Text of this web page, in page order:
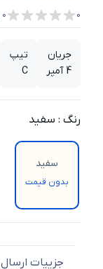
0
0
جریان
4 آمپر
تیپ
C
رنگ : سفید
سفید
بدون قیمت
جزییات ارسال